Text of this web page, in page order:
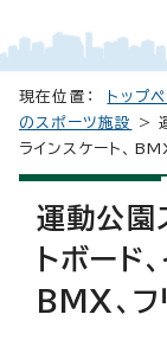
現在位置： トップ
のスポーツ施設
>
ラインスケート、
運動公園
トボード
BMX、フ